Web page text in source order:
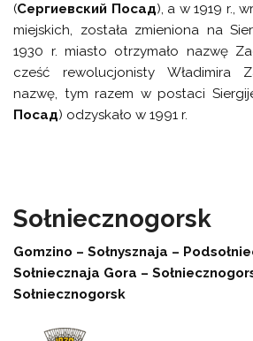
(Сергиевский Посад), a w 1919 r.,
miejskich, została zmieniona na
1930 r. miasto otrzymało nazwę
cześć rewolucjonisty Władimira
nazwę, tym razem w postaci
Посад) odzyskało w 1991 r.
Sołniecznogorsk
Gomzino – Sołnysznaja –
Sołniecznaja Gora –
Sołniecznogorsk